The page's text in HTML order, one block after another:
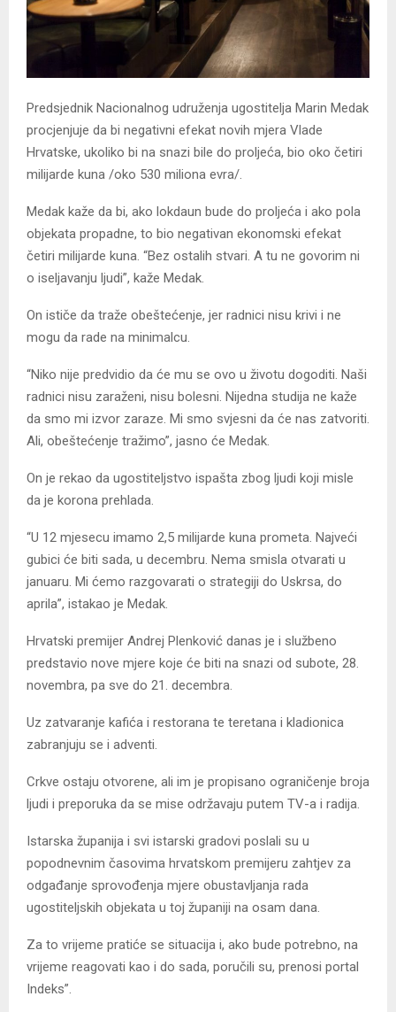
Predsjednik Nacionalnog udruženja ugostitelja Marin Medak
procjenjuje da bi negativni efekat novih mjera Vlade
Hrvatske, ukoliko bi na snazi bile do proljeća, bio oko četiri
milijarde kuna /oko 530 miliona evra/.
Medak kaže da bi, ako lokdaun bude do proljeća i ako pola
objekata propadne, to bio negativan ekonomski efekat
četiri milijarde kuna. “Bez ostalih stvari. A tu ne govorim ni
o iseljavanju ljudi”, kaže Medak.
On ističe da traže obeštećenje, jer radnici nisu krivi i ne
mogu da rade na minimalcu.
“Niko nije predvidio da će mu se ovo u životu dogoditi. Naši
radnici nisu zaraženi, nisu bolesni. Nijedna studija ne kaže
da smo mi izvor zaraze. Mi smo svjesni da će nas zatvoriti.
Ali, obeštećenje tražimo”, jasno će Medak.
On je rekao da ugostiteljstvo ispašta zbog ljudi koji misle
da je korona prehlada.
“U 12 mjesecu imamo 2,5 milijarde kuna prometa. Najveći
gubici će biti sada, u decembru. Nema smisla otvarati u
januaru. Mi ćemo razgovarati o strategiji do Uskrsa, do
aprila”, istakao je Medak.
Hrvatski premijer Andrej Plenković danas je i službeno
predstavio nove mjere koje će biti na snazi od subote, 28.
novembra, pa sve do 21. decembra.
Uz zatvaranje kafića i restorana te teretana i kladionica
zabranjuju se i adventi.
Crkve ostaju otvorene, ali im je propisano ograničenje broja
ljudi i preporuka da se mise održavaju putem TV-a i radija.
Istarska županija i svi istarski gradovi poslali su u
popodnevnim časovima hrvatskom premijeru zahtjev za
odgađanje sprovođenja mjere obustavljanja rada
ugostiteljskih objekata u toj županiji na osam dana.
Za to vrijeme pratiće se situacija i, ako bude potrebno, na
vrijeme reagovati kao i do sada, poručili su, prenosi portal
Indeks”.